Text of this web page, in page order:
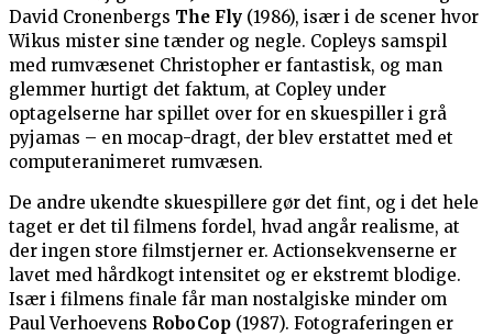
David Cronenbergs The Fly (1986), især i de scener hvor
Wikus mister sine tænder og negle. Copleys samspil
med rumvæsenet Christopher er fantastisk, og man
glemmer hurtigt det faktum, at Copley under
optagelserne har spillet over for en skuespiller i grå
pyjamas – en mocap-dragt, der blev erstattet med et
computeranimeret rumvæsen.
De andre ukendte skuespillere gør det fint, og i det hele
taget er det til filmens fordel, hvad angår realisme, at
der ingen store filmstjerner er. Actionsekvenserne er
lavet med hårdkogt intensitet og er ekstremt blodige.
Især i filmens finale får man nostalgiske minder om
Paul Verhoevens RoboCop (1987). Fotograferingen er